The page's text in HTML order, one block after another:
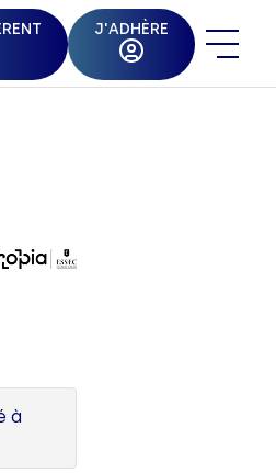
J'ADHÈRE
à